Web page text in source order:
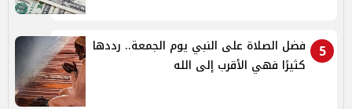
5
فضل الصلاة على النبي يوم الجمعة.. رددها
كثيرًا فهي الأقرب إلى الله